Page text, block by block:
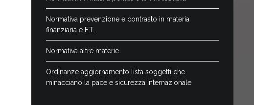
Normativa prevenzione e contrasto in materia
finanziaria e F.T.
Normativa altre materie
Ordinanze aggiornamento lista soggetti che
minacciano la pace e sicurezza internazionale